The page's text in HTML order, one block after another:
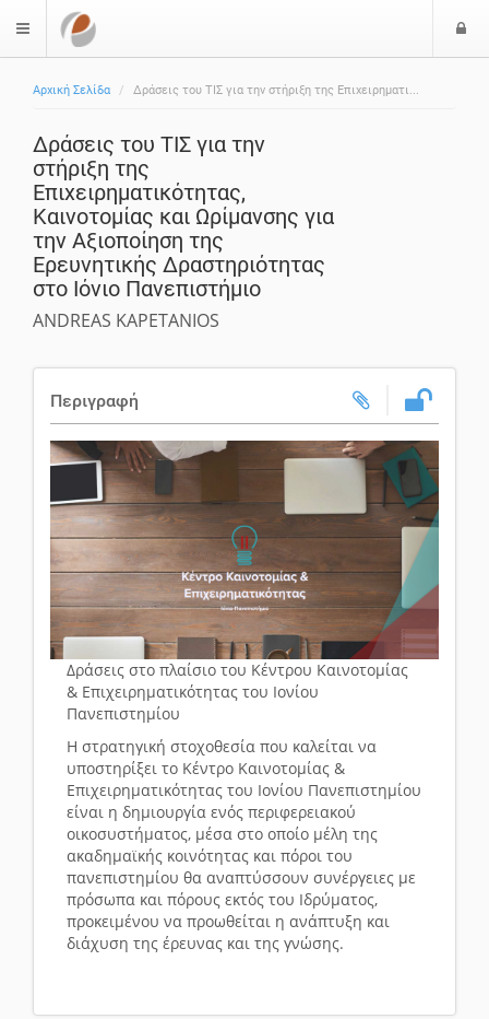
$langMenu
Αρχική Σελίδα Δράσεις του ΤΙΣ για την στήριξη της Επιχειρηματι...
Δράσεις του ΤΙΣ για την
στήριξη της
Επιχειρηματικότητας,
Καινοτομίας και Ωρίμανσης για
την Αξιοποίηση της
Ερευνητικής Δραστηριότητας
στο Ιόνιο Πανεπιστήμιο
ANDREAS KAPETANIOS
Περιγραφή
Δράσεις στο πλαίσιο του Κέντρου Καινοτομίας
& Επιχειρηματικότητας του Ιονίου
Πανεπιστημίου
H στρατηγική στοχοθεσία που καλείται να
υποστηρίξει το Κέντρο Καινοτομίας &
Επιχειρηματικότητας του Ιονίου Πανεπιστημίου
είναι η δημιουργία ενός περιφερειακού
οικοσυστήματος, μέσα στο οποίο μέλη της
ακαδημαϊκής κοινότητας και πόροι του
πανεπιστημίου θα αναπτύσσουν συνέργειες με
πρόσωπα και πόρους εκτός του Ιδρύματος,
προκειμένου να προωθείται η ανάπτυξη και
διάχυση της έρευνας και της γνώσης.